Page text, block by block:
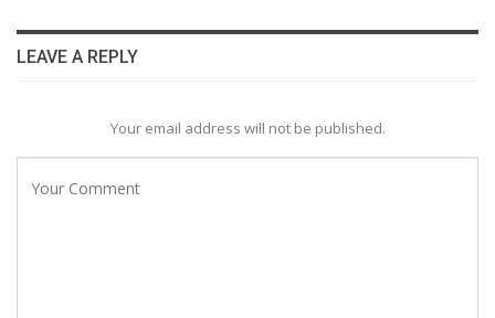
LEAVE A REPLY
Your email address will not be published.